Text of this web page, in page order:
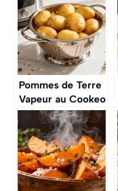
Pommes de Terre
Vapeur au Cookeo
: recette Facile et
Rapide